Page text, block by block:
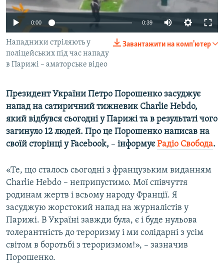
ВІДЕОУРОКИ «ELIFBE»
СВІДЧЕННЯ ОКУПАЦІЇ
УКРАЇНСЬКА ПРОБЛЕМА КРИМУ
ІНФОГРАФІКА
Русский
Qırımtatar
ДОЛУЧАЙСЯ!
Усі сайти RFE/RL
0:00 0:39
Завантажити на комп'ютер
Нападники стріляють у
поліцейських під час нападу
в Парижі – аматорське відео
Президент України Петро Порошенко засуджує
напад на сатиричний тижневик Charlie Hebdo,
який відбувся сьогодні у Парижі та в результаті чого
загинуло 12 людей. Про це Порошенко написав на
своїй сторінці у Facebook, – інформуєРадіо Свобода.
«Те, що сталось сьогодні з французьким виданням
Charlie Hebdo – неприпустимо. Мої співчуття
родинам жертв і всьому народу Франції. Я
засуджую жорстокий напад на журналістів у
Парижі. В Україні завжди була, є і буде нульова
толерантність до тероризму і ми солідарні з усім
світом в боротьбі з тероризмом!», – зазначив
Порошенко.